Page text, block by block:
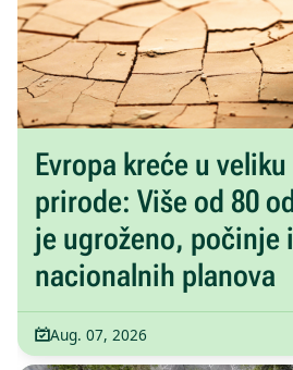
Evropa kreće u
prirode: Više od 80
je ugroženo, počinje
nacionalnih planova
Aug. 07, 2026